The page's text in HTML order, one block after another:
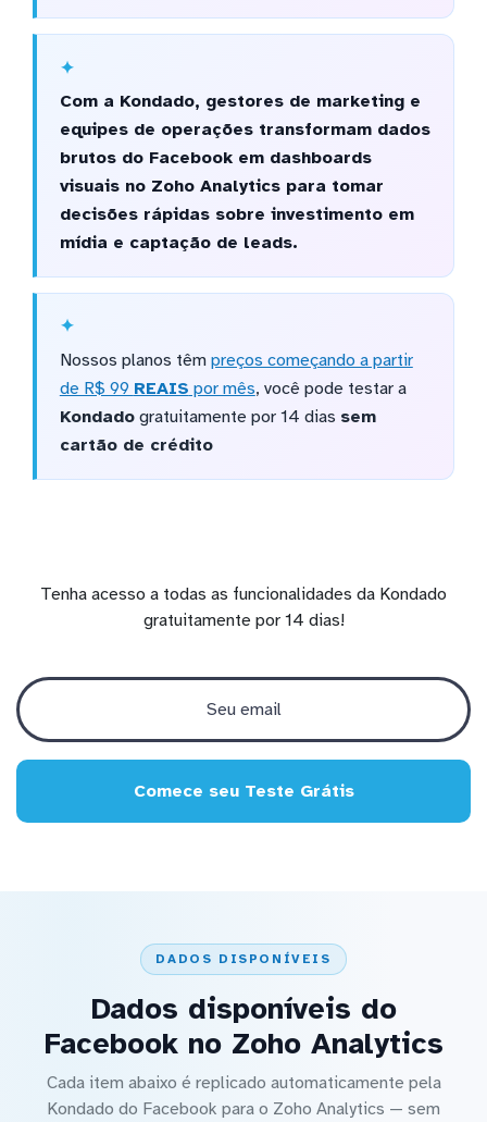
Com a Kondado, gestores de marketing e
equipes de operações transformam dados
brutos do Facebook em dashboards
visuais no Zoho Analytics para tomar
decisões rápidas sobre investimento em
mídia e captação de leads.
Nossos planos têm preços começando a partir
de R$ 99 REAIS por mês, você pode testar a
Kondadogratuitamente por 14 dias sem
cartão de crédito
Tenha acesso a todas as funcionalidades da Kondado
gratuitamente por 14 dias!
Comece seu Teste Grátis
DADOS DISPONÍVEIS
Dados disponíveis do
Facebook no Zoho Analytics
Cada item abaixo é replicado automaticamente pela
Kondado do Facebook para o Zoho Analytics — sem